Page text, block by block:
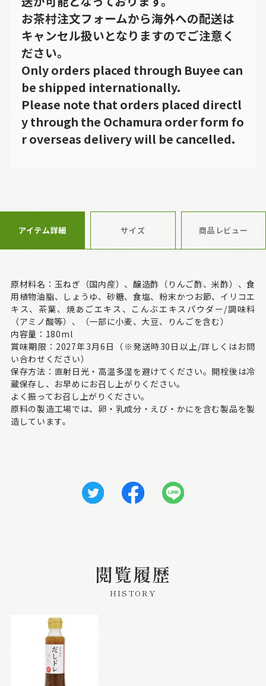
お茶村注文フォームから海外への配送は
キャンセル扱いとなりますのでご注意く
ださい。
Only orders placed through Buyee can
be shipped internationally.
Please note that orders placed directl
y through the Ochamura order form fo
r overseas delivery will be cancelled.
アイテム詳細 サイズ 商品レビュー
原材料名：玉ねぎ（国内産）、醸造酢（りんご酢、米酢）、食
用植物油脂、しょうゆ、砂糖、食塩、粉末かつお節、イリコエ
キス、茶葉、焼あごエキス、こんぶエキスパウダー/調味料
（アミノ酸等）、（一部に小麦、大豆、りんごを含む）
内容量：180ml
賞味期限：2027年3月6日（※発送時30日以上/詳しくはお問
い合わせください）
保存方法：直射日光・高温多湿を避けてください。開栓後は冷
蔵保存し、お早めにお召し上がりください。
よく振ってお召し上がりください。
原料の製造工場では、卵・乳成分・えび・かにを含む製品を製
造しています。
閲覧履歴
HISTORY